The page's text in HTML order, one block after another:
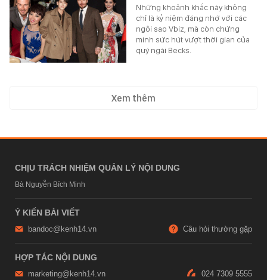
Những khoảnh khắc này không
chỉ là kỷ niệm đáng nhớ với các
ngôi sao Vbiz, mà còn chứng
minh sức hút vượt thời gian của
quý ngài Becks.
Xem thêm
CHỊU TRÁCH NHIỆM QUẢN LÝ NỘI DUNG
Bà Nguyễn Bích Minh
Ý KIẾN BÀI VIẾT
bandoc@kenh14.vn Câu hỏi thường gặp
HỢP TÁC NỘI DUNG
marketing@kenh14.vn 024 7309 5555